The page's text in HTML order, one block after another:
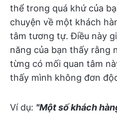
thể trong quá khứ của
chuyện về một khách
tâm tương tự. Điều này
năng của bạn thấy rằng
từng có mối quan tâm
thấy mình không đơn
Ví dụ: "Một số khách